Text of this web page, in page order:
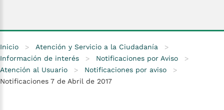
Inicio > Atención y Servicio a la Ciudadanía
>
Información de interés
> Notificaciones por Aviso
>
Atención al Usuario
> Notificaciones por aviso
>
Notificaciones 7 de Abril de 2017